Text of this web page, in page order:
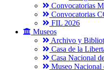
Convocatorias
Convocatorias
FIL 2026
Museos
Archivo y
Casa de la
Casa Nacional
Museo